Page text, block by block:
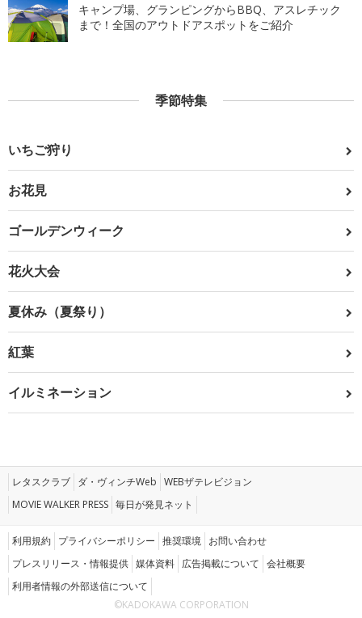
キャンプ場、グランピングからBBQ、アスレチック
まで！全国のアウトドアスポットをご紹介
季節特集
いちご狩り
お花見
ゴールデンウィーク
花火大会
夏休み（夏祭り）
紅葉
イルミネーション
レタスクラブ ダ・ヴィンチWeb WEBザテレビジョン
MOVIE WALKER PRESS 毎日が発見ネット
利用規約 プライバシーポリシー 推奨環境 お問い合わせ
プレスリリース・情報提供 媒体資料 広告掲載について 会社概要
利用者情報の外部送信について
©KADOKAWA CORPORATION